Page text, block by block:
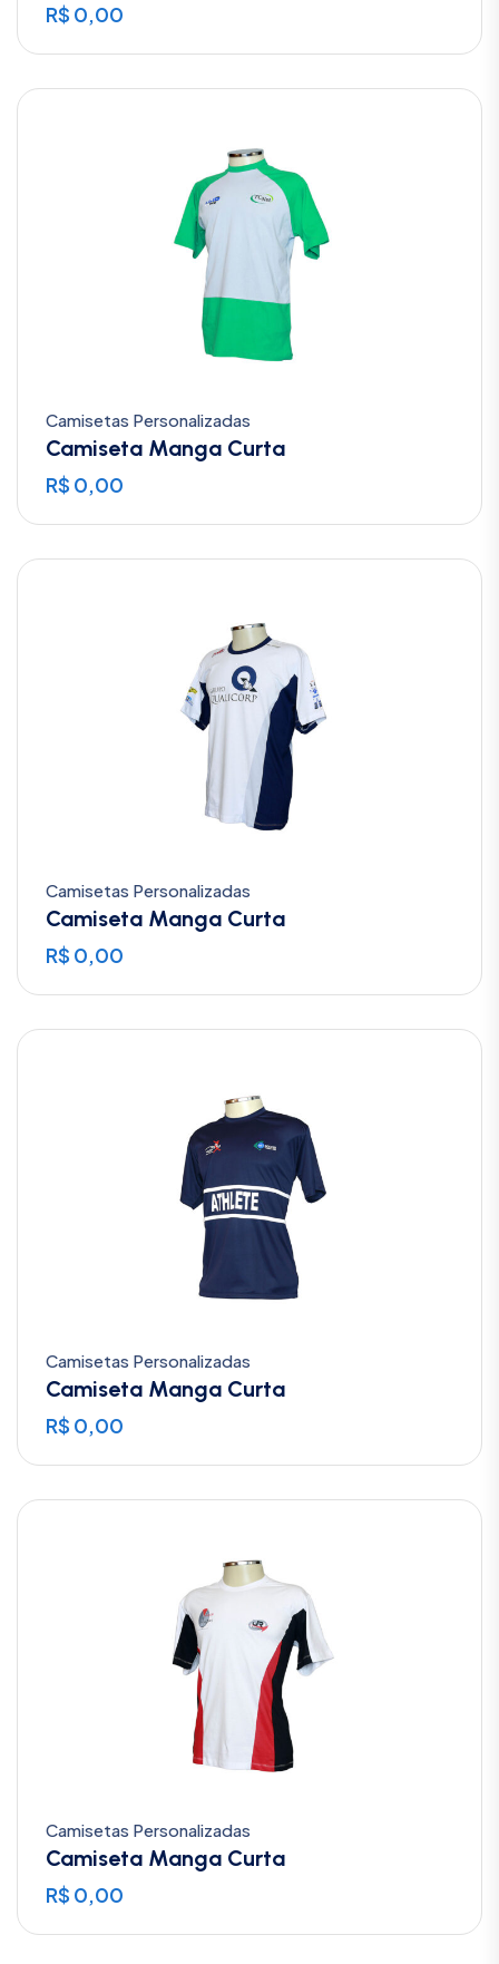
R$ 0,00
Camisetas Personalizadas
Camiseta Manga Curta
R$ 0,00
Camisetas Personalizadas
Camiseta Manga Curta
R$ 0,00
Camisetas Personalizadas
Camiseta Manga Curta
R$ 0,00
Camisetas Personalizadas
Camiseta Manga Curta
R$ 0,00